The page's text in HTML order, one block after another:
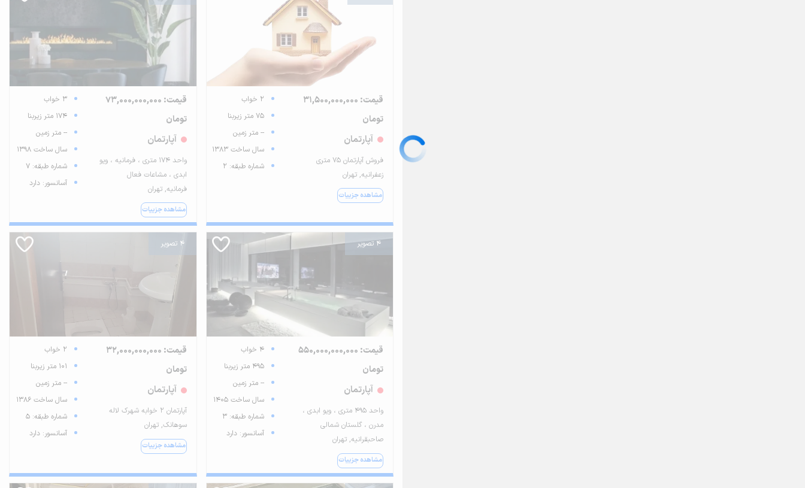
قیمت: 31,500,000,000
تومان
آپارتمان
فروش آپارتمان ۷۵ متری
زعفرانیه, تهران
مشاهده جزییات
2 خواب
75 متر زیربنا
-- متر زمین
سال ساخت 1383
شماره طبقه: 2
قیمت: 73,000,000,000
تومان
آپارتمان
واحد ۱۷۴ متری ، فرمانیه ، ویو
ابدی ، مشاعات فعال
فرمانیه, تهران
مشاهده جزییات
3 خواب
174 متر زیربنا
-- متر زمین
سال ساخت 1398
شماره طبقه: 7
آسانسور: دارد
4 تصویر
قیمت: 550,000,000,000
تومان
آپارتمان
واحد ۴۹۵ متری ، ویو ابدی ،
مدرن ، گلستان شمالی
صاحبقرانیه, تهران
مشاهده جزییات
4 خواب
495 متر زیربنا
-- متر زمین
سال ساخت 1405
شماره طبقه: 3
آسانسور: دارد
4 تصویر
قیمت: 32,000,000,000
تومان
آپارتمان
آپارتمان ۲ خوابه شهرک لاله
سوهانک, تهران
مشاهده جزییات
2 خواب
101 متر زیربنا
-- متر زمین
سال ساخت 1386
شماره طبقه: 5
آسانسور: دارد